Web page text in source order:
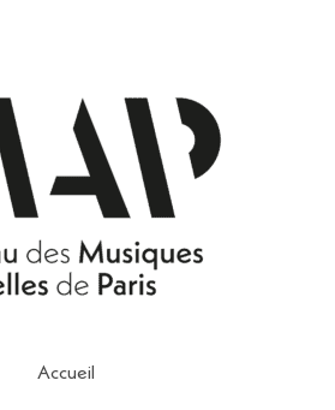
Accueil